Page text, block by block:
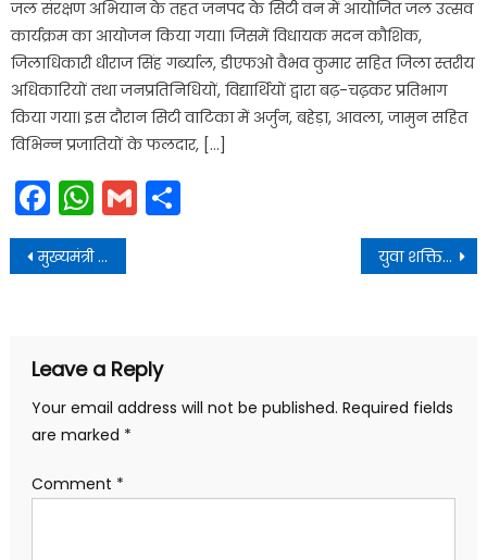
जल संरक्षण अभियान के तहत जनपद के सिटी वन में आयोजित जल उत्सव
कार्यक्रम का आयोजन किया गया। जिसमें विधायक मदन कौशिक,
जिलाधिकारी धीराज सिंह गर्ब्याल, डीएफओ वैभव कुमार सहित जिला स्तरीय
अधिकारियों तथा जनप्रतिनिधियों, विद्यार्थियों द्वारा बढ़-चढ़़कर प्रतिभाग
किया गया। इस दौरान सिटी वाटिका में अर्जुन, बहेड़ा, आवला, जामुन सहित
विभिन्न प्रजातियों के फलदार, […]
Facebook
WhatsApp
Gmail
Post
navigation
मुख्यमंत्री राहत कोष मेंअपना योगदान अवश्य दें युवा शक्ति को अंतरराष्ट्रीय युवा दिवस की हार्दिक शुभकामनाएं
Leave a Reply
Your email address will not be published. Required fields
are marked *
Comment *